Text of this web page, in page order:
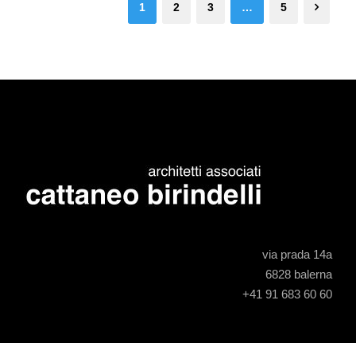
1 2 3 … 5
via prada 14a
6828 balerna
+41 91 683 60 60